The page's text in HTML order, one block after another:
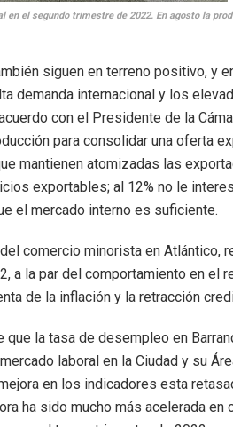
en el segundo trimestre de 2022. En agosto la
siguen en terreno positivo, y
demanda internacional y los
con el Presidente de la
para consolidar una oferta
mantienen atomizadas las
exportables; al 12% no le
el mercado interno es suficiente.
comercio minorista en Atlántico,
a la par del comportamiento en el
de la inflación y la retracción
la tasa de desempleo en
laboral en la Ciudad y su
en los indicadores esta
ha sido mucho más acelerada